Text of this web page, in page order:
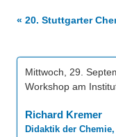
Über uns
Projekte
Benzolring online
Der
QM-Zertifizierung
Preisrätsel
« 20. Stuttgarter
Mittwoch, 29.
Workshop am
Richard Kremer
Didaktik der